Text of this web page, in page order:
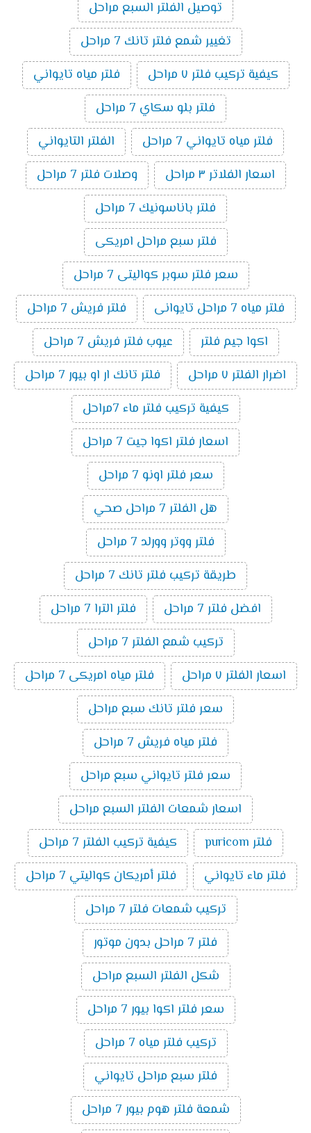
توصيل الفلتر السبع مراحل
تغيير شمع فلتر تانك 7 مراحل
كيفية تركيب فلتر ٧ مراحل
فلتر مياه تايواني
فلتر بلو سكاي 7 مراحل
فلتر مياه تايواني 7 مراحل
الفلتر التايواني
اسعار الفلاتر ٣ مراحل
وصلات فلتر 7 مراحل
فلتر باناسونيك 7 مراحل
فلتر سبع مراحل امريكى
سعر فلتر سوبر كواليتى 7 مراحل
فلتر مياه 7 مراحل تايوانى
فلتر فريش 7 مراحل
اكوا جيم فلتر
عيوب فلتر فريش 7 مراحل
اضرار الفلتر ٧ مراحل
فلتر تانك ار او بيور 7 مراحل
كيفية تركيب فلتر ماء 7مراحل
اسعار فلتر اكوا جيت 7 مراحل
سعر فلتر اونو 7 مراحل
هل الفلتر 7 مراحل صحي
فلتر ووتر وورلد 7 مراحل
طريقة تركيب فلتر تانك 7 مراحل
افضل فلتر 7 مراحل
فلتر الترا 7 مراحل
تركيب شمع الفلتر 7 مراحل
اسعار الفلتر ٧ مراحل
فلتر مياه امريكى 7 مراحل
سعر فلتر تانك سبع مراحل
فلتر مياه فريش 7 مراحل
سعر فلتر تايواني سبع مراحل
اسعار شمعات الفلتر السبع مراحل
فلتر puricom
كيفية تركيب الفلتر 7 مراحل
فلتر ماء تايواني
فلتر أمريكان كواليتي 7 مراحل
تركيب شمعات فلتر 7 مراحل
فلتر 7 مراحل بدون موتور
شكل الفلتر السبع مراحل
سعر فلتر اكوا بيور 7 مراحل
تركيب فلتر مياه 7 مراحل
فلتر سبع مراحل تايواني
شمعة فلتر هوم بيور 7 مراحل